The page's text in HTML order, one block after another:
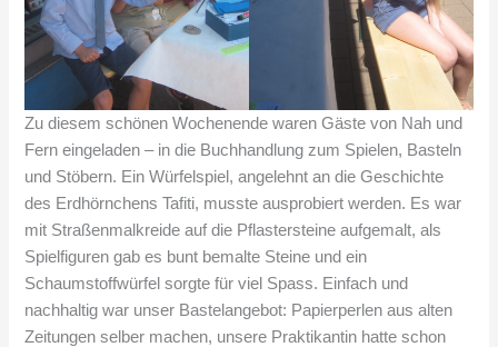
Zu diesem schönen Wochenende waren Gäste von Nah und
Fern eingeladen – in die Buchhandlung zum Spielen, Basteln
und Stöbern. Ein Würfelspiel, angelehnt an die Geschichte
des Erdhörnchens Tafiti, musste ausprobiert werden. Es war
mit Straßenmalkreide auf die Pflastersteine aufgemalt, als
Spielfiguren gab es bunt bemalte Steine und ein
Schaumstoffwürfel sorgte für viel Spass. Einfach und
nachhaltig war unser Bastelangebot: Papierperlen aus alten
Zeitungen selber machen, unsere Praktikantin hatte schon